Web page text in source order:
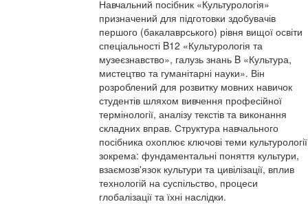
Навчальний посібник «Культурологія»
призначений для підготовки здобувачів
першого (бакалаврського) рівня вищої освіти
спеціальності B12 «Культурологія та
музеєзнавство», галузь знань B «Культура,
мистецтво та гуманітарні науки». Він
розроблений для розвитку мовних навичок
студентів шляхом вивчення професійної
термінології, аналізу текстів та виконання
складних вправ. Структура навчального
посібника охоплює ключові теми
зокрема: фундаментальні поняття культури,
взаємозв'язок культури та цивілізації, вплив
технологій на суспільство, процеси
глобалізації та їхні наслідки.